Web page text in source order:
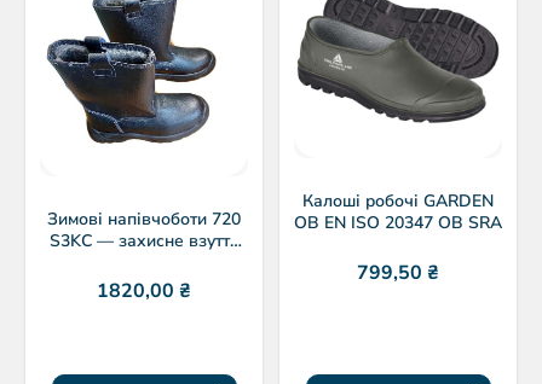
Зимові напівчоботи 720
S3KC — захисне взуття
1820,00 ₴
Калоші робочі GARDEN
OB EN ISO 20347 OB SRA
799,50 ₴